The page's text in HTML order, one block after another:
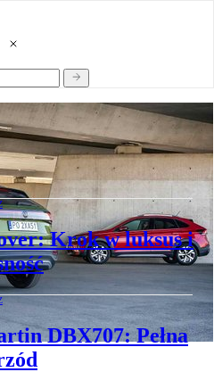
na mnie
Krok w luksus i
DBX707: Pełna